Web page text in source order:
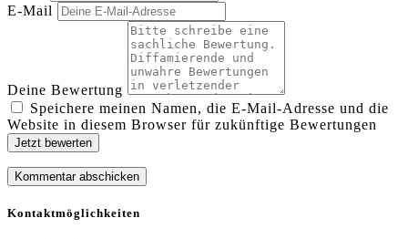
E-Mail
Deine Bewertung
Speichere meinen Namen, die E-Mail-Adresse und die
Website in diesem Browser für zukünftige Bewertungen
Jetzt bewerten
Kontaktmöglichkeiten